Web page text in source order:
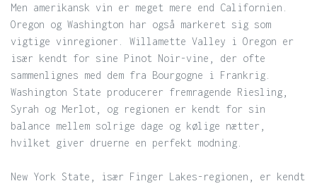
Men amerikansk vin er meget mere end Californien.
Oregon og Washington har også markeret sig som
vigtige vinregioner. Willamette Valley i Oregon er
især kendt for sine Pinot Noir-vine, der ofte
sammenlignes med dem fra Bourgogne i Frankrig.
Washington State producerer fremragende Riesling,
Syrah og Merlot, og regionen er kendt for sin
balance mellem solrige dage og kølige nætter,
hvilket giver druerne en perfekt modning.
New York State, især Finger Lakes-regionen, er kendt